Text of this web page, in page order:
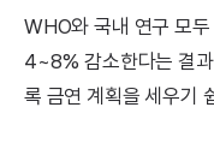
WHO와 국내 연구 모
4~8% 감소한다는 결
록 금연 계획을 세우기